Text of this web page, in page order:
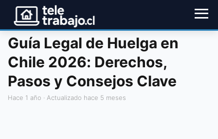
Guía Legal de Huelga en
Chile 2026: Derechos,
Pasos y Consejos Clave
hace 1 año · Actualizado hace 5 meses